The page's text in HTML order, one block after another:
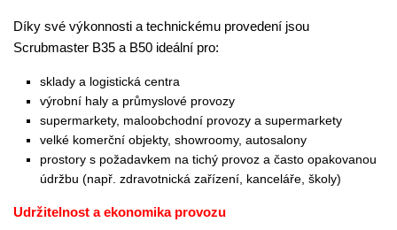
Díky své výkonnosti a technickému provedení jsou
Scrubmaster B35 a B50 ideální pro:
sklady a logistická centra
výrobní haly a průmyslové provozy
supermarkety, maloobchodní provozy a supermarkety
velké komerční objekty, showroomy, autosalony
prostory s požadavkem na tichý provoz a často opakovanou
údržbu (např. zdravotnická zařízení, kanceláře, školy)
Udržitelnost a ekonomika provozu